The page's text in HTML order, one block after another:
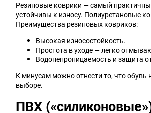
Proton Ravon
Saab
Smart
TATA
Резиновые коврики — самый
устойчивы к износу. Полиуретановые
Преимущества резиновых ковриков:
Высокая износостойкость.
Простота в уходе — легко
Водонепроницаемость и защита
К минусам можно отнести то, что обувь
выборе.
ПВХ